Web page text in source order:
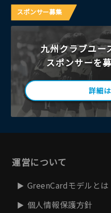
スポンサー募集
九州クラブユー
スポンサーを
詳細
運営について
GreenCardモデルとは
個人情報保護方針